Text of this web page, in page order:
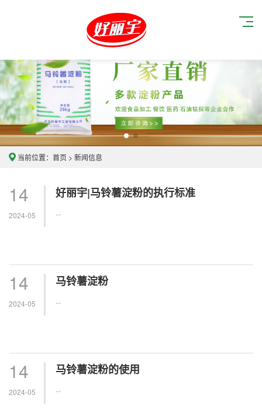
当前位置： 首页 > 新闻信息
14
2024-05
好丽宇|马铃薯淀粉的执行标准
...
14
2024-05
马铃薯淀粉
...
14
2024-05
马铃薯淀粉的使用
...